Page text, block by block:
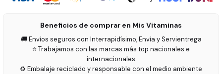
Beneficios de comprar en Mis Vitaminas
🚚 Envíos seguros con Interrapidísimo, Envía y Servientrega
⭐ Trabajamos con las marcas más top nacionales e
internacionales
♻️ Embalaje reciclado y responsable con el medio ambiente